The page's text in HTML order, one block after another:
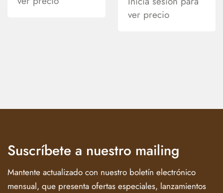
ver precio
Suscríbete a nuestro mailing
Mantente actualizado con nuestro boletín electrónico
mensual, que presenta ofertas especiales, lanzamientos